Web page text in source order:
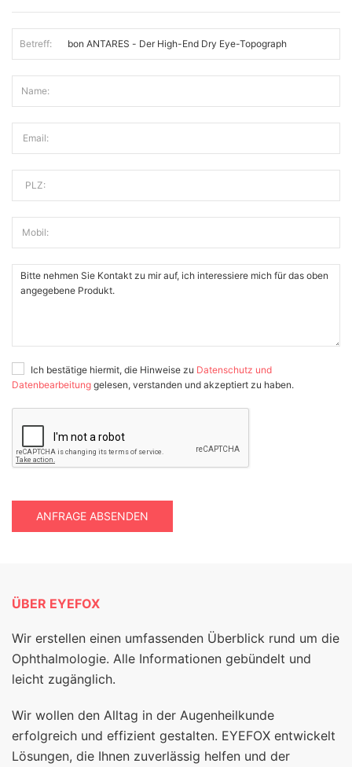
Betreff:
Name:
Email:
PLZ:
Mobil:
Ich bestätige hiermit, die Hinweise zu Datenschutz und
Datenbearbeitung gelesen, verstanden und akzeptiert zu haben.
ANFRAGE ABSENDEN
ÜBER EYEFOX
Wir erstellen einen umfassenden Überblick rund um die
Ophthalmologie. Alle Informationen gebündelt und
leicht zugänglich.
Wir wollen den Alltag in der Augenheilkunde
erfolgreich und effizient gestalten. EYEFOX entwickelt
Lösungen, die Ihnen zuverlässig helfen und der